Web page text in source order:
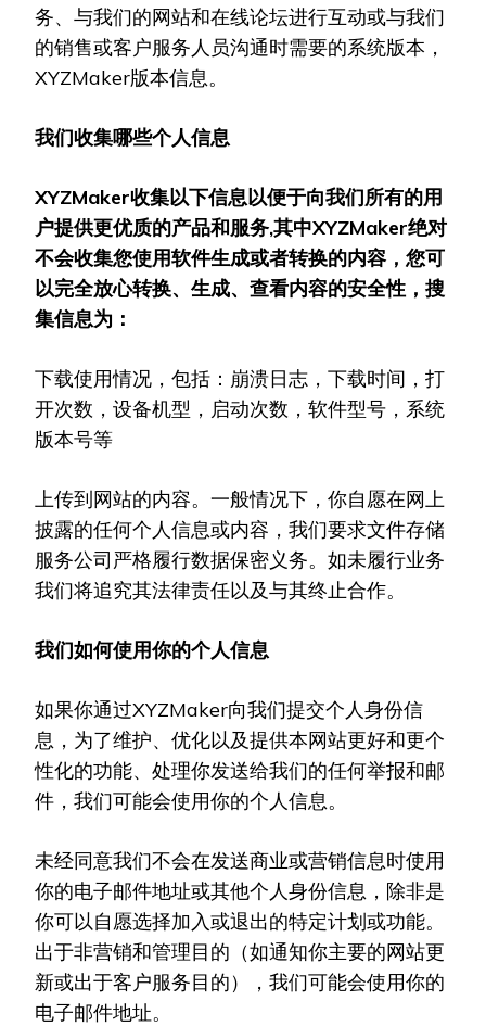
务、与我们的网站和在线论坛进行互动或与我们
的销售或客户服务人员沟通时需要的系统版本，
XYZMaker版本信息。
我们收集哪些个人信息
XYZMaker收集以下信息以便于向我们所有的用
户提供更优质的产品和服务,其中XYZMaker绝对
不会收集您使用软件生成或者转换的内容，您可
以完全放心转换、生成、查看内容的安全性，搜
集信息为：
下载使用情况，包括：崩溃日志，下载时间，打
开次数，设备机型，启动次数，软件型号，系统
版本号等
上传到网站的内容。一般情况下，你自愿在网上
披露的任何个人信息或内容，我们要求文件存储
服务公司严格履行数据保密义务。如未履行业务
我们将追究其法律责任以及与其终止合作。
我们如何使用你的个人信息
如果你通过XYZMaker向我们提交个人身份信
息，为了维护、优化以及提供本网站更好和更个
性化的功能、处理你发送给我们的任何举报和邮
件，我们可能会使用你的个人信息。
未经同意我们不会在发送商业或营销信息时使用
你的电子邮件地址或其他个人身份信息，除非是
你可以自愿选择加入或退出的特定计划或功能。
出于非营销和管理目的（如通知你主要的网站更
新或出于客户服务目的），我们可能会使用你的
电子邮件地址。